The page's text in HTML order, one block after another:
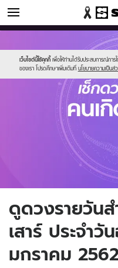
ดูดวง
เว็บไซต์นี้ใช้คุกกี้ เพื่อให้ท่านได้รับประสบการณ์กา
ของเรา โปรดศึกษาเพิ่มเติมที่ นโยบายความเป็นส่
//s.isanook.com/sr/0/
new-
sanook.png
//s.isanook.com/ho/0/ud/fxd/
ดูดวงรายวัน
เสาร์ ประจำ
มกราคม